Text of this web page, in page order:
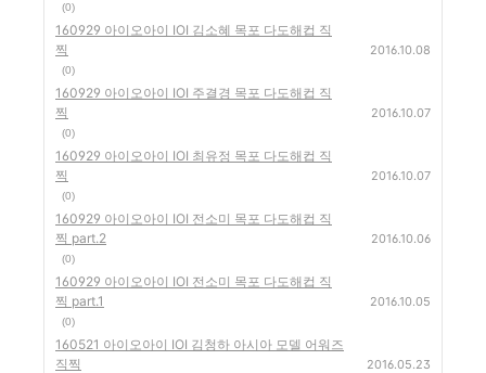
(0)
160929 아이오아이 IOI 김소혜 목포 다도해컵 직
찍
(0)
2016.10.08
160929 아이오아이 IOI 주결경 목포 다도해컵 직
찍
(0)
2016.10.07
160929 아이오아이 IOI 최유정 목포 다도해컵 직
찍
(0)
2016.10.07
160929 아이오아이 IOI 전소미 목포 다도해컵 직
찍 part.2
(0)
2016.10.06
160929 아이오아이 IOI 전소미 목포 다도해컵 직
찍 part.1
(0)
2016.10.05
160521 아이오아이 IOI 김청하 아시아 모델 어워즈
직찍
2016.05.23